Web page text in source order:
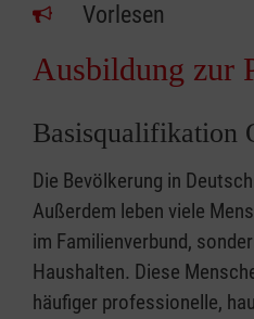
Vorlesen
Ausbildung zur
Basisqualifikation
Die Bevölkerung in
Außerdem leben viele
im Familienverbund,
Haushalten. Diese
häufiger professionelle,